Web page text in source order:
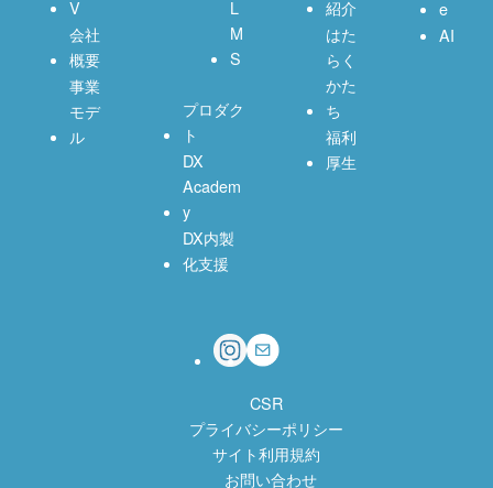
V
会社
概要
事業
モデ
ル
L
M
S
プロダク
ト
DX
Academ
y
DX内製
化支援
紹介
はた
らく
かた
ち
福利
厚生
e
AI
CSR
プライバシーポリシー
サイト利用規約
お問い合わせ